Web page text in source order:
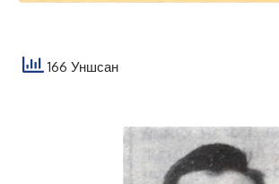
166 Уншсан